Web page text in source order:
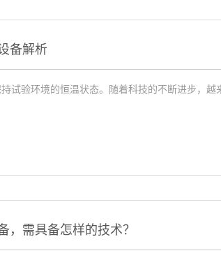
备解析
试验环境的恒温状态。随着科技的不断进步，
，需具备怎样的技术？